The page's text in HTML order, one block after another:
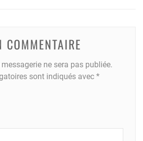
COMMENTAIRE
ne sera pas publiée.
sont indiqués avec *